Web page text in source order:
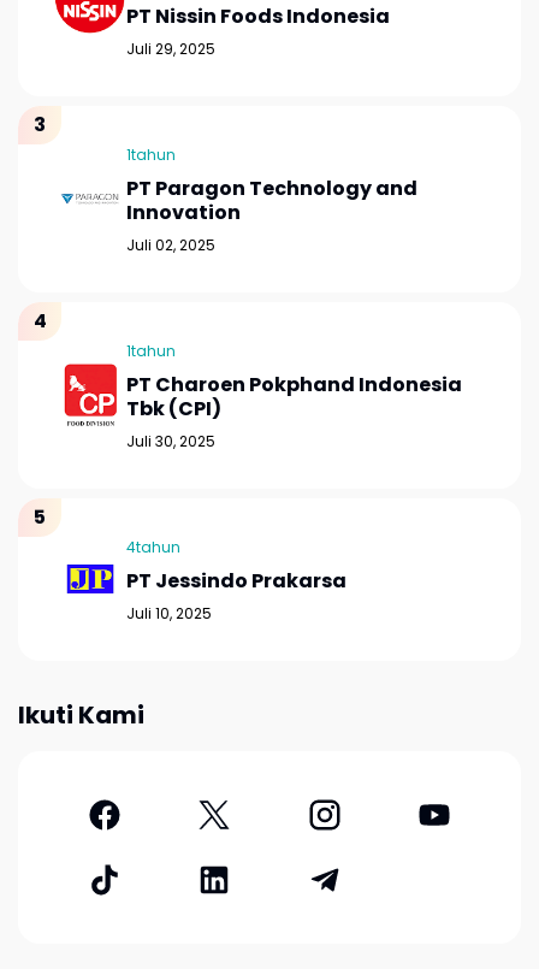
PT Nissin Foods Indonesia
Juli 29, 2025
1tahun
PT Paragon Technology and
Innovation
Juli 02, 2025
1tahun
PT Charoen Pokphand Indonesia
Tbk (CPI)
Juli 30, 2025
4tahun
PT Jessindo Prakarsa
Juli 10, 2025
Ikuti Kami